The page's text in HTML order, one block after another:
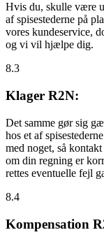
Hvis du, skulle være
af spisestederne på
vores kundeservice,
og vi vil hjælpe dig.
8.3
Klager R2N:
Det samme gør sig
hos et af
med noget, så
om din regning er
rettes eventuelle fejl
8.4
Kompensation